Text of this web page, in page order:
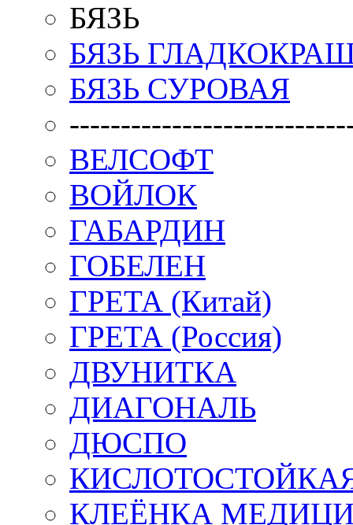
БЯЗЬ
БЯЗЬ
БЯЗЬ СУРОВАЯ
ВЕЛСОФТ
ВОЙЛОК
ГАБАРДИН
ГОБЕЛЕН
ГРЕТА (Китай)
ГРЕТА (Россия)
ДВУНИТКА
ДИАГОНАЛЬ
ДЮСПО
КЛЕЁНКА